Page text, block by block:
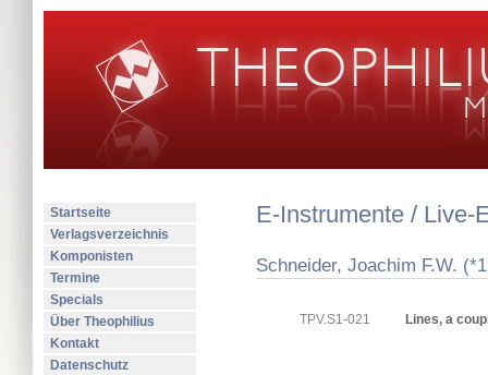
Startseite
Verlagsverzeichnis
Komponisten
Termine
Specials
Über Theophilius
Kontakt
Datenschutz
E-Instrumente / Live-
Schneider, Joachim F.W.
TPV.S1-021 Lines, a